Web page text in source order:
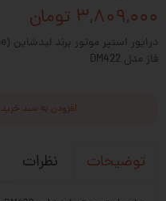
۳,۸۰۹,۰۰۰ تومان
فاز مدل DM422
افزودن به سبد خرید
توضیحات نظرات